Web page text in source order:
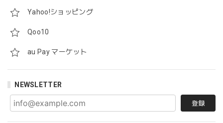
Yahoo!ショッピング
Qoo10
au Pay マーケット
NEWSLETTER
登録